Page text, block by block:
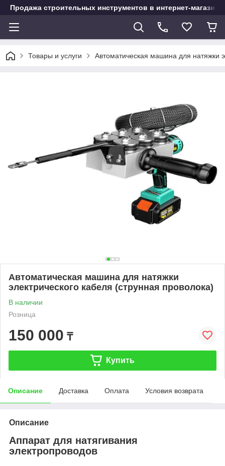
Продажа строительных инструментов в интернет-магазине
Товары и услуги Автоматическая машина для натяжки
Автоматическая машина для натяжки
электрического кабеля (струнная проволока)
В наличии
Розница
150 000 ₸
Купить
Описание Доставка Оплата Условия возврата
Описание
Аппарат для натягивания
электропроводов